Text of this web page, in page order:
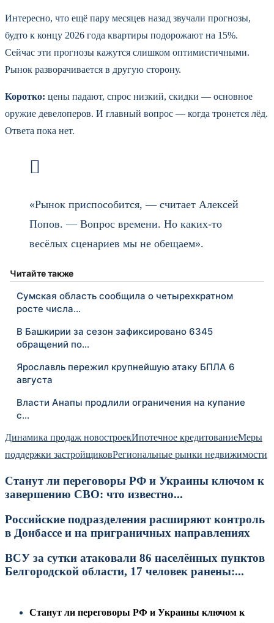
Интересно, что ещё пару месяцев назад звучали прогнозы,
будто к концу 2026 года квартиры подорожают на 15%.
Сейчас эти прогнозы кажутся слишком оптимистичными.
Рынок разворачивается в другую сторону.
Коротко: цены падают, спрос низкий, скидки — основное
оружие девелоперов. И главный вопрос — когда тронется лёд.
Ответа пока нет.
«Рынок приспособится, — считает Алексей
Попов. — Вопрос времени. Но каких-то
весёлых сценариев мы не обещаем».
Читайте также
Сумская область сообщила о четырехкратном
росте числа…
В Башкирии за сезон зафиксировано 6345
обращений по…
Ярославль пережил крупнейшую атаку БПЛА 6
августа
Власти Анапы продлили ограничения на купание
с…
Динамика продаж новостроекИпотечное кредитованиеМеры
поддержки застройщиковРегиональные рынки недвижимости
Станут ли переговоры РФ и Украины ключом к
завершению СВО: что известно...
Российские подразделения расширяют контроль
в Донбассе и на приграничных направлениях
ВСУ за сутки атаковали 86 населённых пунктов
Белгородской области, 17 человек ранены:...
Станут ли переговоры РФ и Украины ключом к